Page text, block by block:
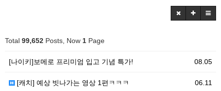
Total 99,652 Posts, Now 1 Page
08.05
[나이키]보메로 프리미엄 입고 기념 특가!
06.11
[캐치] 예상 빗나가는 영상 1편ㅋㅋㅋ